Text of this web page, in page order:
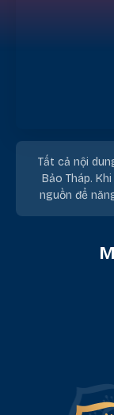
Tất cả nội
Bảo Tháp.
nguồn để